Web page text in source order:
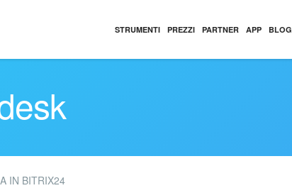
STRUMENTI PREZZI PARTNER APP BLOG
IN BITRIX24